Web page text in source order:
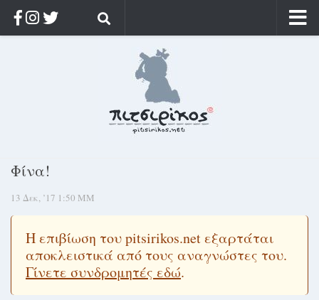
Στοχασμοί & αποφθέγματα
Διαφήμιση
Μόνο για συνδρομητές
Log in
Φίνα!
13 Δεκ, ’17 1:50 ΜΜ
Η επιβίωση του pitsirikos.net εξαρτάται
αποκλειστικά από τους αναγνώστες του.
Γίνετε συνδρομητές εδώ.